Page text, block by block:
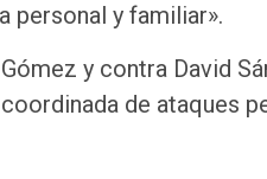
personal y familiar».
y contra David
de ataques